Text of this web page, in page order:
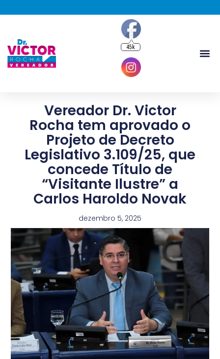
Vereador Dr. Victor
Rocha tem aprovado o
Projeto de Decreto
Legislativo 3.109/25, que
concede Título de
“Visitante Ilustre” a
Carlos Haroldo Novak
dezembro 5, 2025
45k